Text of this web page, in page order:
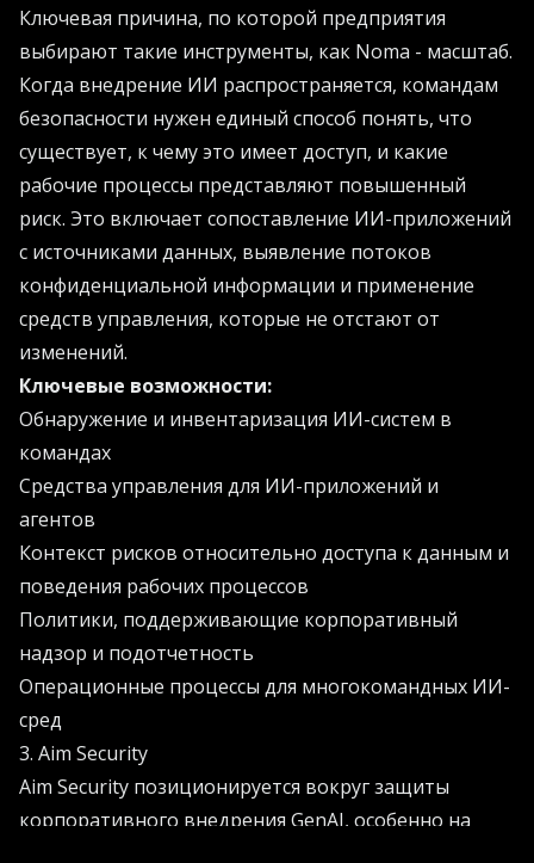
Ключевая причина, по которой предприятия
выбирают такие инструменты, как Noma - масштаб.
Когда внедрение ИИ распространяется, командам
безопасности нужен единый способ понять, что
существует, к чему это имеет доступ, и какие
рабочие процессы представляют повышенный
риск. Это включает сопоставление ИИ-приложений
с источниками данных, выявление потоков
конфиденциальной информации и применение
средств управления, которые не отстают от
изменений.
Ключевые возможности:
Обнаружение и инвентаризация ИИ-систем в
командах
Средства управления для ИИ-приложений и
агентов
Контекст рисков относительно доступа к данным и
поведения рабочих процессов
Политики, поддерживающие корпоративный
надзор и подотчетность
Операционные процессы для многокомандных ИИ-
сред
3. Aim Security
Aim Security позиционируется вокруг защиты
корпоративного внедрения GenAI, особенно на